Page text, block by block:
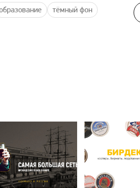
тёмный фон